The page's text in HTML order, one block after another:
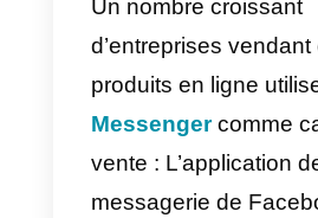
un
avec la
Comment
une
début de
Messenger